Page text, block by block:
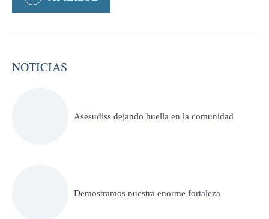
NOTICIAS
Asesudiss dejando huella en la comunidad
Demostramos nuestra enorme fortaleza